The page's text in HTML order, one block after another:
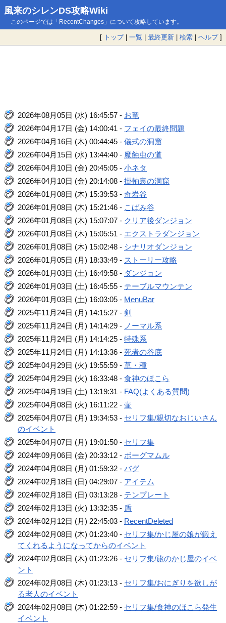
風来のシレンDS攻略Wiki
このページでは「RecentChanges」について攻略しています。
[ トップ| 一覧 | 最終更新 | 検索 | ヘルプ]
2026年08月05日 (水) 16:45:57 - お竜
2026年04月17日 (金) 14:00:41 - フェイの最終問題
2026年04月16日 (木) 00:44:45 -儀式の洞窟
2026年04月15日 (水) 13:44:40 - 魔蝕虫の道
2026年04月10日 (金) 20:45:05 -小ネタ
2026年04月10日 (金) 20:14:08 -掛軸裏の洞窟
2026年01月08日 (木) 15:39:53 -奇岩谷
2026年01月08日 (木) 15:21:46 - こばみ谷
2026年01月08日 (木) 15:07:07 - クリア後ダンジョン
2026年01月08日 (木) 15:05:51 - エクストラダンジョン
2026年01月08日 (木) 15:02:48 - シナリオダンジョン
2026年01月05日 (月) 18:33:49 - ストーリー攻略
2026年01月03日 (土) 16:49:58 - ダンジョン
2026年01月03日 (土) 16:45:55 - テーブルマウンテン
2026年01月03日 (土) 16:03:05 - MenuBar
2025年11月24日 (月) 14:15:27 -剣
2025年11月24日 (月) 14:14:29 - ノーマル系
2025年11月24日 (月) 14:14:25 -特殊系
2025年11月24日 (月) 14:13:36 -死者の谷底
2025年04月29日 (火) 19:55:59 -草・種
2025年04月29日 (火) 16:33:48 -食神のほこら
2025年04月19日 (土) 13:19:31 - FAQ(よくある質問)
2025年04月08日 (火) 16:11:22 -壷
2025年04月07日 (月) 19:34:53 - セリフ集/親切なおじいさん
のイベント
2025年04月07日 (月) 19:01:50 - セリフ集
2024年09月06日 (金) 20:33:12 - ボーグマムル
2024年04月08日 (月) 01:59:32 -バグ
2024年02月18日 (日) 04:29:07 - アイテム
2024年02月18日 (日) 03:13:28 - テンプレート
2024年02月13日 (火) 13:32:35 - 盾
2024年02月12日 (月) 22:45:03 - RecentDeleted
2024年02月08日 (木) 01:23:40 - セリフ集/かじ屋の娘が鍛え
てくれるようになってからのイベント
2024年02月08日 (木) 01:23:26 - セリフ集/旅のかじ屋のイベ
ント
2024年02月08日 (木) 01:23:13 - セリフ集/おにぎりを欲しが
る老人のイベント
2024年02月08日 (木) 01:22:59 - セリフ集/食神のほこら発生
イベント